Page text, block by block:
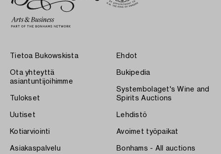
Tietoa Bukowskista
Ota yhteyttä
asiantuntijoihimme
Tulokset
Uutiset
Kotiarviointi
Asiakaspalvelu
Ehdot
Bukipedia
Systembolaget's Wine and
Spirits Auctions
Lehdistö
Avoimet työpaikat
Bonhams - All auctions